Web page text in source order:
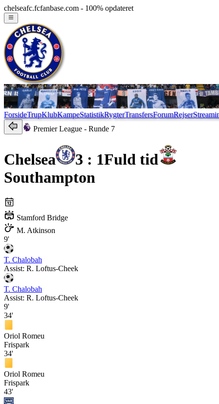
chelseafc.fcfanbase.com - 100% opdateret
ForsideTrupKlubKampeStatistikRygterTransfersForumRejser
Premier League - Runde 7
Chelsea 3 : 1Fuld tid
Southampton
Stamford Bridge
M. Atkinson
9'
T. Chalobah
Assist: R. Loftus-Cheek
T. Chalobah
Assist: R. Loftus-Cheek
9'
34'
Oriol Romeu
Frispark
34'
Oriol Romeu
Frispark
43'